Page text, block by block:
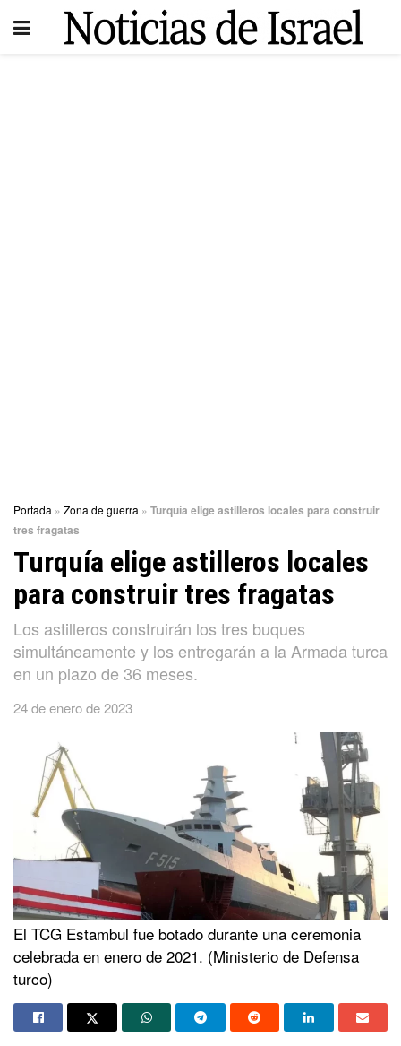
Portada » Zona de guerra » Turquía elige astilleros locales para construir
tres fragatas
Turquía elige astilleros locales
para construir tres fragatas
Los astilleros construirán los tres buques
simultáneamente y los entregarán a la Armada turca
en un plazo de 36 meses.
24 de enero de 2023
El TCG Estambul fue botado durante una ceremonia
celebrada en enero de 2021. (Ministerio de Defensa
turco)